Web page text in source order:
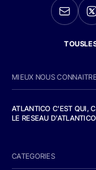
MIEUX NOUS CONNAITRE
ATLANTICO C'EST QUI,
LE RESEAU D'ATLANTICO
CATEGORIES